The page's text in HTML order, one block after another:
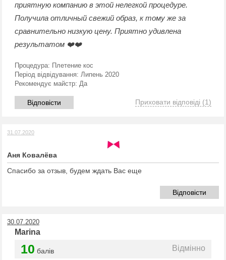
приятную компанию в этой нелегкой процедуре.
Получила отличный свежий образ, к тому же за
сравнительно низкую цену. Приятно удивлена
результатом ❤️❤️
Процедура: Плетение кос
Період відвідування: Липень 2020
Рекомендує майстр: Да
Відповісти Приховати відповіді (1)
31.07.2020
Аня Ковалёва
Спасибо за отзыв, будем ждать Вас еще
Відповісти
30.07.2020
Marina
10 балів Відмінно